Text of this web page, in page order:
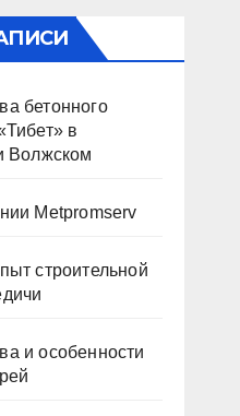
бетонного
в
Волжском
Metpromserv
строительной
и особенности